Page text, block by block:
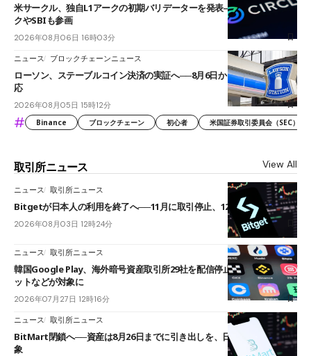
米サークル、独自L1アークの初期バリデーターを発表――ブラックロッ
クやSBIも参画
2026年08月06日 16時03分
ニュース ブロックチェーンニュース
ローソン、ステーブルコイン決済の実証へ──8月6日からJPYCやUSDC対
応
2026年08月05日 15時12分
# Binance ブロックチェーン 初心者 米国証券取引委員会（SEC）
取引所ニュース View All
ニュース 取引所ニュース
Bitgetが日本人の利用を終了へ──11月に取引停止、12月末に強制決済
2026年08月03日 12時24分
ニュース 取引所ニュース
韓国Google Play、海外暗号資産取引所29社を配信停止──OKXやバイビ
ットなどが対象に
2026年07月27日 12時16分
ニュース 取引所ニュース
BitMart閉鎖へ──資産は8月26日までに引き出しを、日本人利用者も対
象